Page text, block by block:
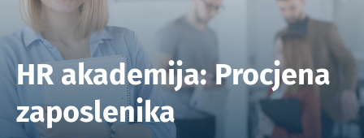
HR akademija: Procjena
zaposlenika